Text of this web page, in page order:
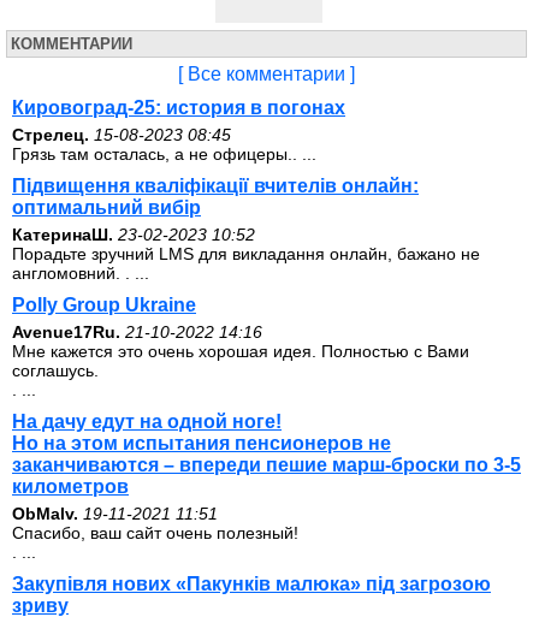
КОММЕНТАРИИ
[ Все комментарии ]
Кировоград-25: история в погонах
Стрелец. 15-08-2023 08:45
Грязь там осталась, а не офицеры.. ...
Підвищення кваліфікації вчителів онлайн:
оптимальний вибір
КатеринаШ. 23-02-2023 10:52
Порадьте зручний LMS для викладання онлайн, бажано не
англомовний. . ...
Polly Group Ukraine
Avenue17Ru. 21-10-2022 14:16
Мне кажется это очень хорошая идея. Полностью с Вами
соглашусь.
На дачу едут на одной ноге!
Но на этом испытания пенсионеров не
заканчиваются – впереди пешие марш-броски по 3-5
километров
ОbMalv. 19-11-2021 11:51
Спасибо, ваш сайт очень полезный!
Закупівля нових «Пакунків малюка» під загрозою
зриву